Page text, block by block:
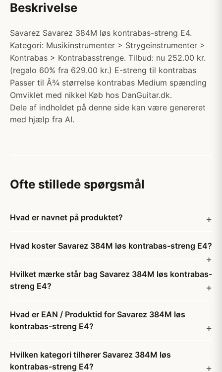
Beskrivelse
Savarez Savarez 384M løs kontrabas-streng E4.
Kategori: Musikinstrumenter > Strygeinstrumenter >
Kontrabas > Kontrabasstrenge. Tilbud: nu 252.00 kr.
(regalo 60% fra 629.00 kr.) E-streng til kontrabas
Passer til Â¾ størrelse kontrabas Medium spænding
Omviklet med nikkel Køb hos DanGuitar.dk.
Dele af indholdet på denne side kan være genereret
med hjælp fra AI.
Ofte stillede spørgsmål
Hvad er navnet på produktet?
Hvad koster Savarez 384M løs kontrabas-streng E4?
Hvilket mærke står bag Savarez 384M løs kontrabas-
streng E4?
Hvad er EAN / Produktid for Savarez 384M løs
kontrabas-streng E4?
Hvilken kategori tilhører Savarez 384M løs
kontrabas-streng E4?